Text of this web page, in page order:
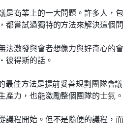
是商業上的一大問題。許多人，
都嘗試過獨特的方法來解決這個
無法激發與會者想像力與好奇心
彼得斯的話。
最佳方法是提前妥善規劃團隊會
產力，也能激勵整個團隊的士氣。
議程開始。但不是隨便的議程，